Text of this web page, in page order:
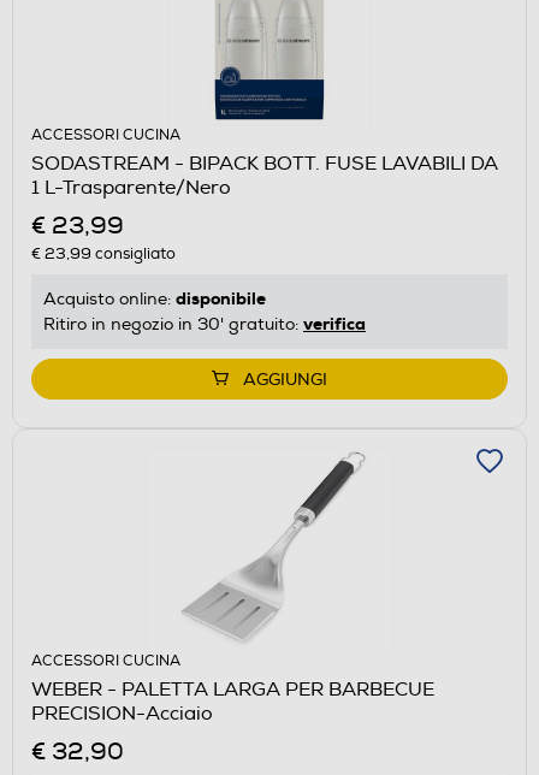
ACCESSORI CUCINA
SODASTREAM - BIPACK BOTT. FUSE LAVABILI DA
1 L-Trasparente/Nero
€ 23,99
€ 23,99 consigliato
Acquisto online: disponibile
Ritiro in negozio in 30' gratuito: verifica
AGGIUNGI
ACCESSORI CUCINA
WEBER - PALETTA LARGA PER BARBECUE
PRECISION-Acciaio
€ 32,90